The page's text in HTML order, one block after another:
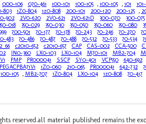
000-106 070-461 100-101 100-105, 100-105, 101
803 1Z0-804 1z0-808 200-101 200-120 200-125,
902 2V0-620 2V0-621 2V0-621D 300-070 300-075
018 350-029 350-030 350-050 350-060 350-080
700-501 70-177 70-178 70-243 70-246 70-270
483 70-486 70-487 70-488 70-532 70-533 70-534
c2010-652 c2010-657 CAP CAS-002 CCA-500
JN0-360 LX0-103 LX0-104 M70-101 MB2-704
PMP PR000041 SSCP SY0-401 VCP550 640-692
PEGACPBA71V1 1Z0-060 210-065 PR000041 642-732
100-105, MB2-707 1Z0-804 LX0-104 1z0-808 70-417
reserved.all material published remains the